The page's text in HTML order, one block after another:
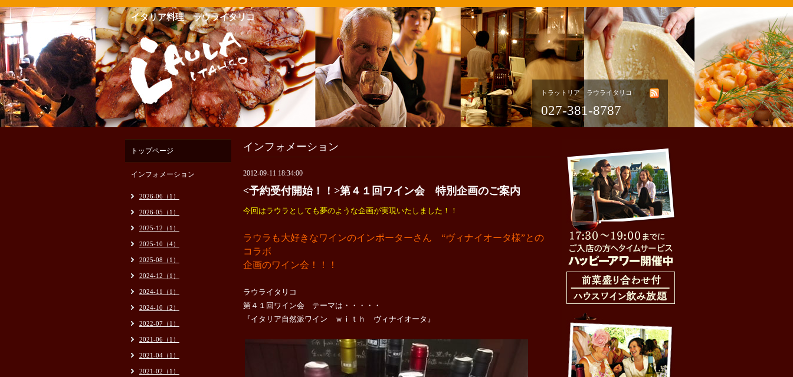
トラットリア ラウライタリコ
027-381-8787
イタリア料理 ラウライタリコ
インフォメーション
2012-09-11 18:34:00
<予約受付開始！！>第４１回ワイン会 特別企画のご案内
今回はラウラとしても夢のような企画が実現いたしました！！
ラウラも大好きなワインのインポーターさん “ヴィナイオータ様”との
コラボ
企画のワイン会！！！
ラウライタリコ
第４１回ワイン会 テーマは・・・・・
『イタリア自然派ワイン ｗｉｔｈ ヴィナイオータ』
トップページ
インフォメーション
2026-06（1）
2026-05（1）
2025-12（1）
2025-10（4）
2025-08（1）
2024-12（1）
2024-11（1）
2024-10（2）
2022-07（1）
2021-06（1）
2021-04（1）
2021-02（1）